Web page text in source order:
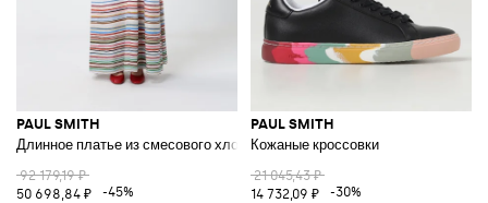
PAUL SMITH
Длинное платье из смесового хлопка в полоску
92 179,19 ₽
50 698,84 ₽
-45%
PAUL SMITH
Кожаные кроссовки
21 045,43 ₽
14 732,09 ₽
-30%